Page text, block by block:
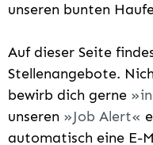
unseren bunten
Auf dieser Seite
Stellenangebote.
bewirb dich gerne
unseren
Job Alert
automatisch eine E-